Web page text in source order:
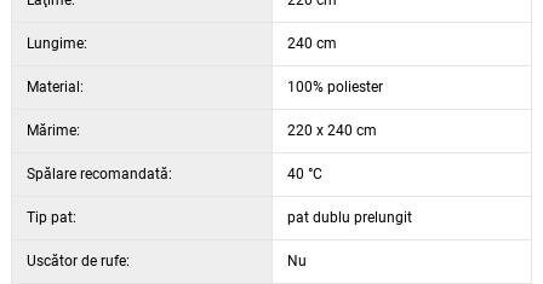
Lungime: 240 cm
Material: 100% poliester
Mărime: 220 x 240 cm
Spălare recomandată: 40 °C
Tip pat: pat dublu prelungit
Uscător de rufe: Nu